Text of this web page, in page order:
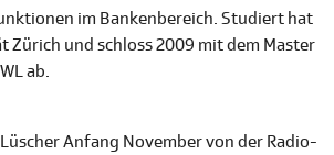
im Bankenbereich. Studiert hat
Zürich und schloss 2009 mit dem Master
ab.
Anfang November von der Radio-